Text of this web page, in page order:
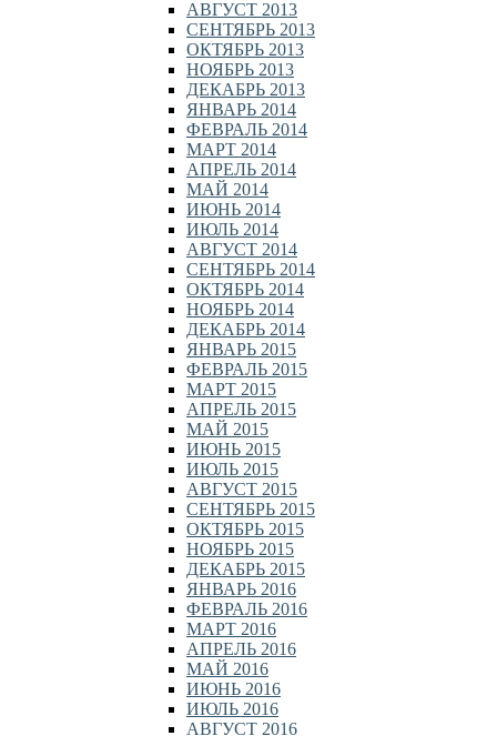
АВГУСТ 2013
СЕНТЯБРЬ 2013
ОКТЯБРЬ 2013
НОЯБРЬ 2013
ДЕКАБРЬ 2013
ЯНВАРЬ 2014
ФЕВРАЛЬ 2014
МАРТ 2014
АПРЕЛЬ 2014
МАЙ 2014
ИЮНЬ 2014
ИЮЛЬ 2014
АВГУСТ 2014
СЕНТЯБРЬ 2014
ОКТЯБРЬ 2014
НОЯБРЬ 2014
ДЕКАБРЬ 2014
ЯНВАРЬ 2015
ФЕВРАЛЬ 2015
МАРТ 2015
АПРЕЛЬ 2015
МАЙ 2015
ИЮНЬ 2015
ИЮЛЬ 2015
АВГУСТ 2015
СЕНТЯБРЬ 2015
ОКТЯБРЬ 2015
НОЯБРЬ 2015
ДЕКАБРЬ 2015
ЯНВАРЬ 2016
ФЕВРАЛЬ 2016
МАРТ 2016
АПРЕЛЬ 2016
МАЙ 2016
ИЮНЬ 2016
ИЮЛЬ 2016
АВГУСТ 2016